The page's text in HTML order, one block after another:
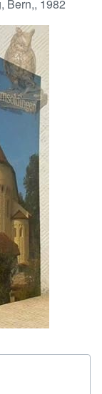
Bern,, 1982